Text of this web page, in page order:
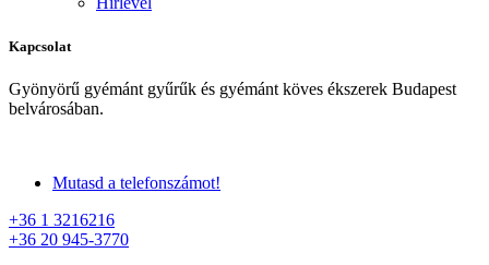
Kapcsolat
Gyönyörű gyémánt gyűrűk és gyémánt köves ékszerek Budapest
belvárosában.
Mutasd a telefonszámot!
+36 1 3216216
+36 20 945-3770